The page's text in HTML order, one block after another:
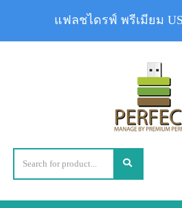
แฟลชไดรฟ์ พรีเมียม